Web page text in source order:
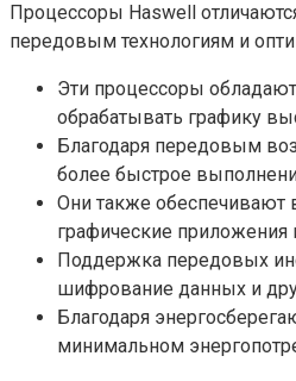
Процессоры Haswell
передовым технологиям и
Эти процессоры
обрабатывать графику
Благодаря передовым
более быстрое
Они также обеспечивают
графические приложения
Поддержка передовых
шифрование данных и
Благодаря
минимальном